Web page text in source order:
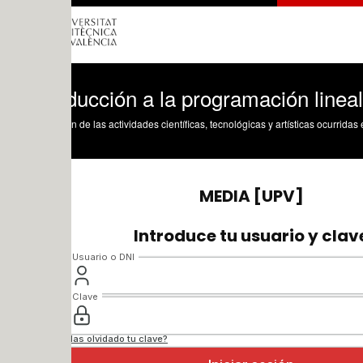
a la programación lineal
de las actividades científicas, tecnológicas y artísticas ocurridas en los tres